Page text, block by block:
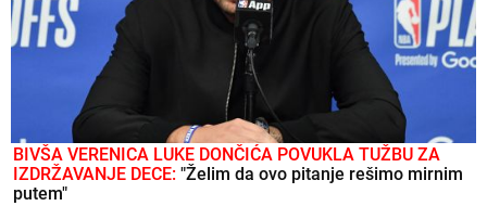
BIVŠA VERENICA LUKE DONČIĆA POVUKLA TUŽBU ZA
IZDRŽAVANJE DECE: "Želim da ovo pitanje rešimo mirnim
putem"